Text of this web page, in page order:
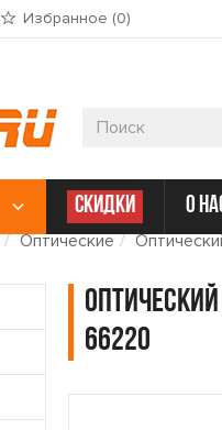
Избранное (0)
СКИДКИ о
Оптические
66220